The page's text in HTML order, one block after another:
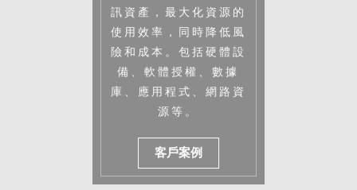
訊資產，最大化資源的
使用效率，同時降低風
險和成本。包括硬體設
備、軟體授權、數據
庫、應用程式、網路資
源等。
客戶案例